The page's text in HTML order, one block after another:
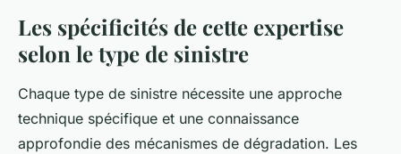
Les spécificités de cette expertise
selon le type de sinistre
Chaque type de sinistre nécessite une approche
technique spécifique et une connaissance
approfondie des mécanismes de dégradation. Les